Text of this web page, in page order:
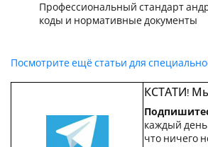
Профессиональный стандарт
коды и нормативные документы
Посмотрите ещё статьи для
КСТАТИ!
каждый
что ничего